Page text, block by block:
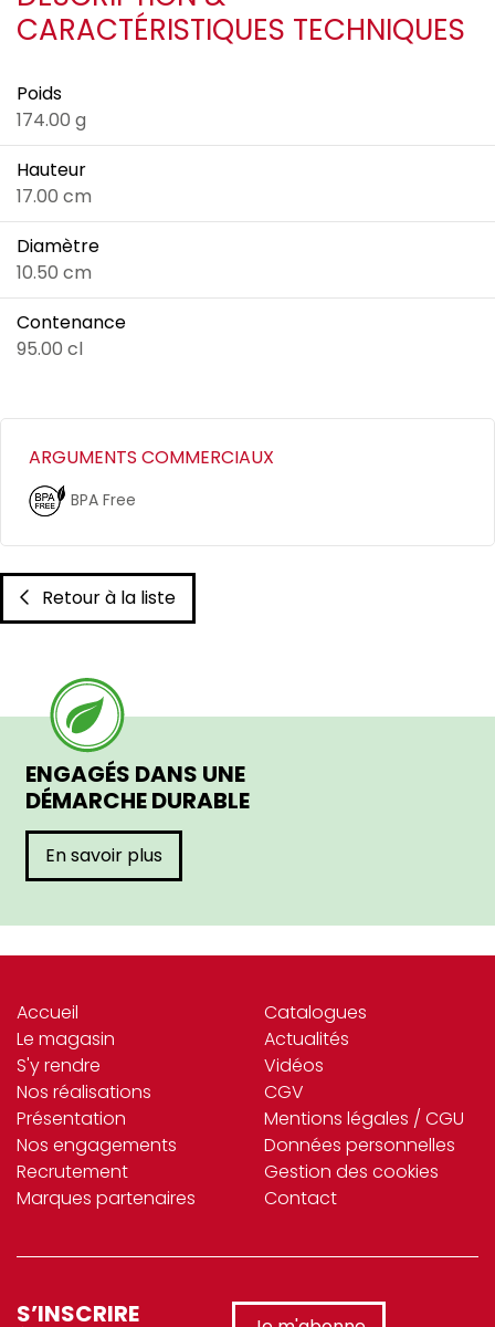
CARACTÉRISTIQUES TECHNIQUES
Poids
174.00 g
Hauteur
17.00 cm
Diamètre
10.50 cm
Contenance
95.00 cl
ARGUMENTS COMMERCIAUX
BPA Free
Retour à la liste
ENGAGÉS DANS UNE
DÉMARCHE DURABLE
En savoir plus
Accueil
Le magasin
S'y rendre
Nos réalisations
Présentation
Nos engagements
Recrutement
Marques partenaires
Catalogues
Actualités
Vidéos
CGV
Mentions légales / CGU
Données personnelles
Gestion des cookies
Contact
S’INSCRIRE